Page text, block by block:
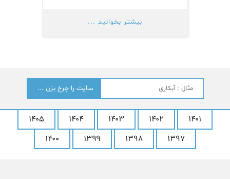
بیشتر بخوانید ...
جستجو
۱۴۰۵ ۱۴۰۴ ۱۴۰۳ ۱۴۰۲
۱۴۰۱
۱۴۰۰
۱۳۹۹ ۱۳۹۸ ۱۳۹۷